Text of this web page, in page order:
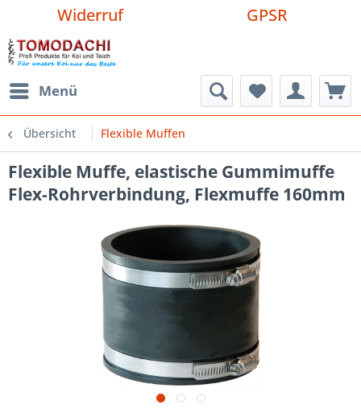
Widerruf GPSR
Menü
Übersicht Flexible Muffen
Flexible Muffe, elastische Gummimuffe
Flex-Rohrverbindung, Flexmuffe 160mm